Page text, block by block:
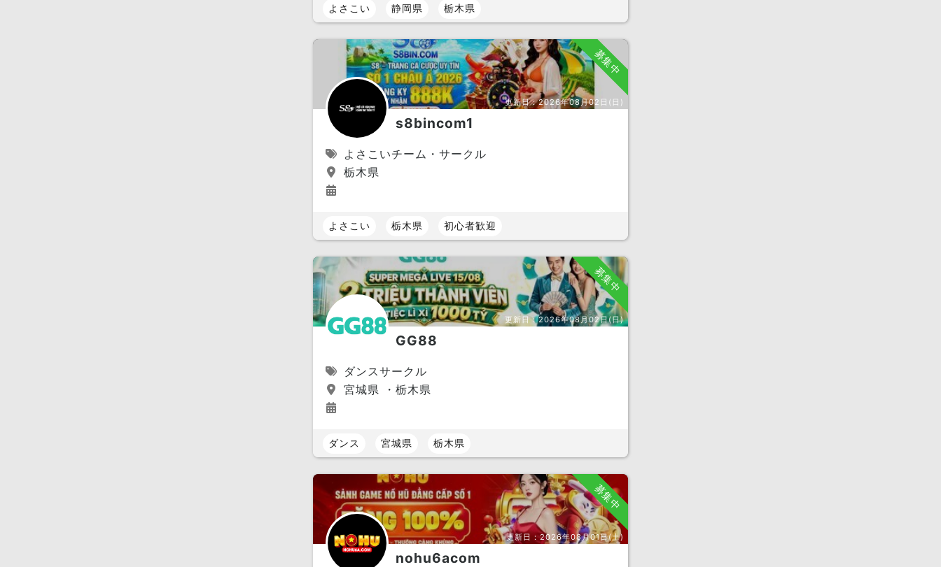
よさこい 静岡県 栃木県
募集中
更新日：2026年08月02日(日)
s8bincom1
よさこいチーム・サークル
栃木県
よさこい 栃木県 初心者歓迎
募集中
更新日：2026年08月02日(日)
GG88
ダンスサークル
宮城県 ・栃木県
ダンス 宮城県 栃木県
募集中
更新日： 2026年08月01日(土)
nohu6acom